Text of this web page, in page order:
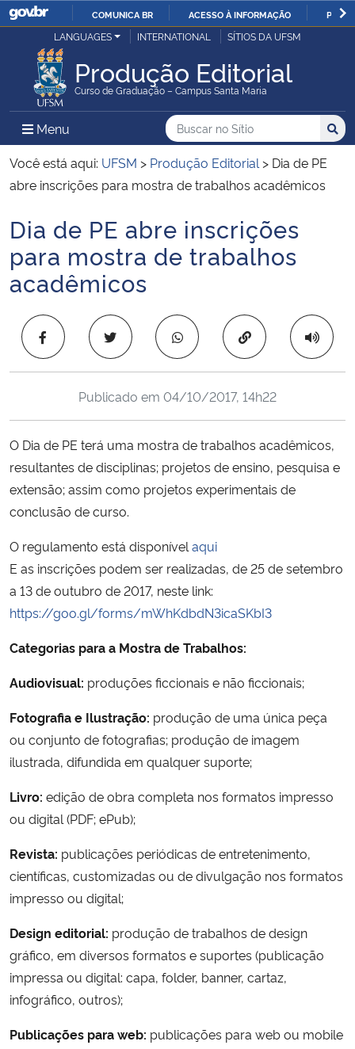
IR
O
COMUNICA BR ACESSO À INFORMAÇÃO
Ministério da Justiça e Segurança Pública
Ministério da Defesa
Ministério das Relações Exteriores
Ministério da Infraestrutura
Ministério da Agricultura, Pecuária e Abastecimento
Ministério da Educação
Ministério de Minas e Energia
Ministério da Ciência, Tecnologia, Inovações e Comunicações
Ministério do Turismo
Ministério do Desenvolvimento Regional
Secretaria-Geral
Gabinete de Segurança Institucional
Advocacia-Geral da União
Planalto
LANGUAGES INTERNATIONAL SÍTIOS DA UFSM
Produção Editorial
Curso de Graduação – Campus Santa Maria
Menu Menu Principal do Sítio
Busca
Buscar no no Sítio
Busca:
Você está aqui: UFSM > Produção Editorial > Dia de PE
abre inscrições para mostra de trabalhos acadêmicos
Início do conteúdo
Dia de PE abre inscrições
para mostra de trabalhos
acadêmicos
Copiar para área
Publicado em 04/10/2017, 14h22
O Dia de PE terá uma mostra de trabalhos acadêmicos,
resultantes de disciplinas; projetos de ensino, pesquisa e
extensão; assim como projetos experimentais de
conclusão de curso.
O regulamento está disponível aqui
E as inscrições podem ser realizadas, de 25 de setembro
a 13 de outubro de 2017, neste link:
https://goo.gl/forms/mWhKdbdN3icaSKbI3
Categorias para a Mostra de Trabalhos:
Audiovisual: produções ficcionais e não ficcionais;
Fotografia e Ilustração: produção de uma única peça
ou conjunto de fotografias; produção de imagem
ilustrada, difundida em qualquer suporte;
Livro: edição de obra completa nos formatos impresso
ou digital (PDF; ePub);
Revista: publicações periódicas de entretenimento,
científicas, customizadas ou de divulgação nos formatos
impresso ou digital;
Design editorial: produção de trabalhos de design
gráfico, em diversos formatos e suportes (publicação
impressa ou digital: capa, folder, banner, cartaz,
infográfico, outros);
Publicações para web: publicações para web ou mobile